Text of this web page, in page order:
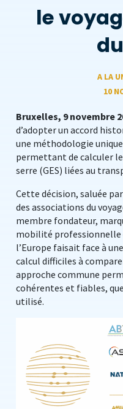
le
A LA
10
Bruxelles, 9 novembre
d’adopter un accord
une méthodologie
permettant de calculer
serre (GES) liées au
Cette décision, saluée par
des associations du
membre fondateur,
mobilité professionnelle
l’Europe faisait face à
calcul difficiles à
approche commune
cohérentes et fiables,
utilisé.